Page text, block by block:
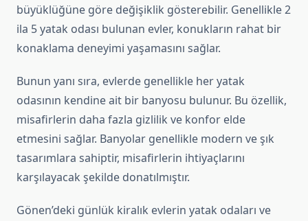
büyüklüğüne göre değişiklik gösterebilir. Genellikle 2
ila 5 yatak odası bulunan evler, konukların rahat bir
konaklama deneyimi yaşamasını sağlar.
Bunun yanı sıra, evlerde genellikle her yatak
odasının kendine ait bir banyosu bulunur. Bu özellik,
misafirlerin daha fazla gizlilik ve konfor elde
etmesini sağlar. Banyolar genellikle modern ve şık
tasarımlara sahiptir, misafirlerin ihtiyaçlarını
karşılayacak şekilde donatılmıştır.
Gönen’deki günlük kiralık evlerin yatak odaları ve